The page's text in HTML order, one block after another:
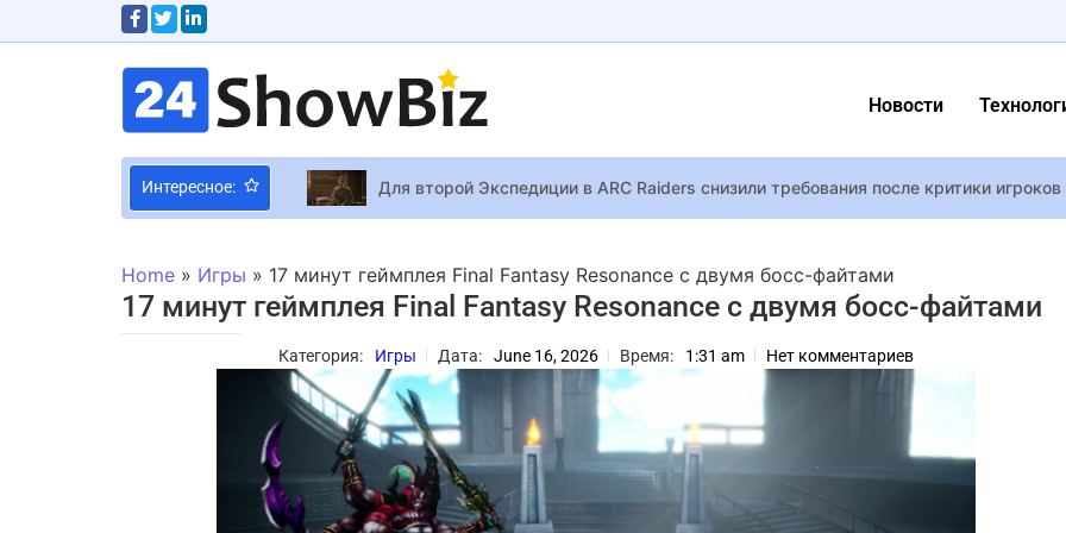
Новости
Интересное:
Для второй Экспедиции в ARC Raiders снизили требования после критики игроков
Sony раскрыла системные требования Death Stranding 2 для ПК – нужно минимум
Леа Сейду стала мамой
YAGODY — Tsunamia: что за группа и о чем песня участников нацотбора на
В Minecraft вышло обновление Chaos Cubed с серными пещерами и
Алина Гросу чувственно поздравила младшего брата Михасика с Днем
15 самых сексуальных мужчин всех времен и народов
Home » Игры » 17 минут геймплея Final Fantasy Resonance с двумя босс-файтами
17 минут геймплея Final Fantasy Resonance с двумя босс-файтами
Категория: Игры Дата: June 16, 2026 Время: 1:31 am Нет комментариев